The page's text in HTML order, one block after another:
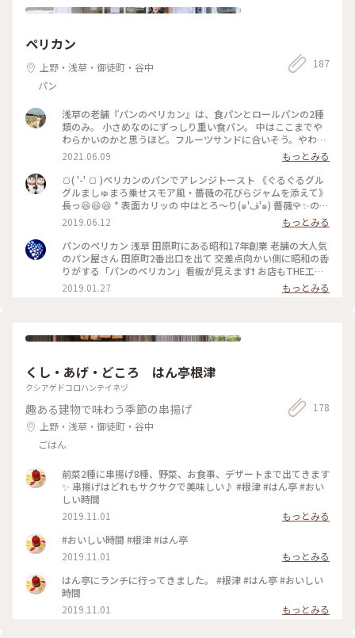
だか😂 なんだかこの数日、濃密なHAGI CAFE さんです✩︎⡱
ペリカン
上野・浅草・御徒町・谷中
パン
187
浅草の老舗『パンのペリカン』は、食パンとロールパンの2種
類のみ。 小さめなのにずっしり重い食パン。 中はここまでや
わらかいのかと思うほど。フルーツサンドに合いそう。やわら
かいけど、モチモチ食感。 カリカリにトーストすると中はフワ
ッとして、バターも合う。 毎日食べられる飽きのこないパン。
さすが、“時代が変わっても変わらない味”。 #浅草#ペリカン#
パン屋#田原町#パン#パンのペリカン
2021.06.09
もっとみる
🍞( '-' 🍞 )ペリカンのパンでアレンジトースト 《ぐるぐるグル
グルましゅまろ乗せスモア風・薔薇の花びらジャムを添えて》
長っ😆😆😆 * 表面カリッの 中はとろ〜り(๑'ڤ'๑) 薔薇🌹✨の花
びらジャムがアクセント❣️ * 🍞ペリカンの食パンは どんな食べ
方をしても 美味しいですよね😻 大好き💕 * ☔️🐌梅雨の時期 ち
ょっと肌寒い日に あったかいトーストいかがでしょうか(๑´ㅂ
`๑) * #パンが好き #ペリカン #食パン #パン #アレンジトース
ト
2019.06.12
もっとみる
パンのペリカン 浅草 田原町にある昭和17年創業 老舗の大人気
のパン屋さん 田原町2番出口を出て 交差点向かい側に昭和の香
りがする「パンのペリカン」看板が見えます❗️ お店もTHE工場
直結❗️昭和な感じです。またこれも味がある雰囲気。ひっきり
なしにお客さんが来ます。 電話して予約注文して、ロールパン
必須です❗️前日に電話しましたが山形パンは買えませんでし
とロールパン ズッシリと中身がつまってる感じです。 毎日 飽
きずに食べれる〜毎日 食べたい😍 日曜祝日は、お休みです💦
2019.01.27 もっとみる
くし・あげ・どころ はん亭根津
クシアゲドコロハンテイネヅ
趣ある建物で味わう季節の串揚げ
上野・浅草・御徒町・谷中
ごはん
178
前菜2種に串揚げ8種、野菜、お食事、デザートまで出てきます
✨ 串揚げはどれもサクサクで美味しい♪ #根津 #はん亭 #おい
しい時間
2019.11.01
もっとみる
#おいしい時間 #根津 #はん亭
2019.11.01
もっとみる
はん亭にランチに行ってきました。 #根津 #はん亭 #おいしい
時間
2019.11.01
もっとみる